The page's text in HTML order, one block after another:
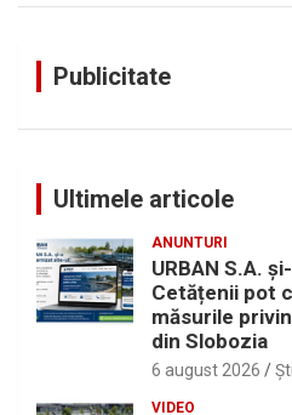
Publicitate
Ultimele articole
ANUNTURI
URBAN S.A.
Cetățenii pot
măsurile
din Slobozia
6 august 2026
VIDEO